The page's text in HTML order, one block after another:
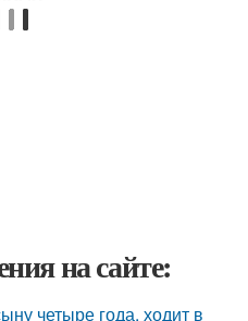
на сайте:
четыре года, ходит в